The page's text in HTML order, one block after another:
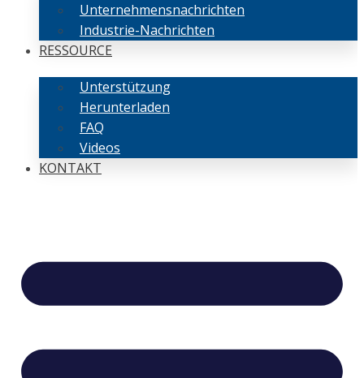
Unternehmensnachrichten
Industrie-Nachrichten
RESSOURCE
Unterstützung
Herunterladen
FAQ
Videos
KONTAKT